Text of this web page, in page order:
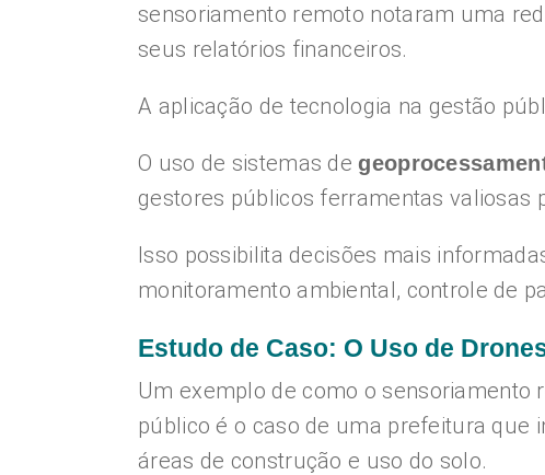
sensoriamento remoto notaram uma
seus relatórios financeiros.
A aplicação de tecnologia na gestão
O uso de sistemas de
gestores públicos ferramentas valiosas
Isso possibilita decisões mais
monitoramento ambiental, controle de
Estudo de Caso: O Uso de
Um exemplo de como o
público é o caso de uma prefeitura que
áreas de construção e uso do solo.